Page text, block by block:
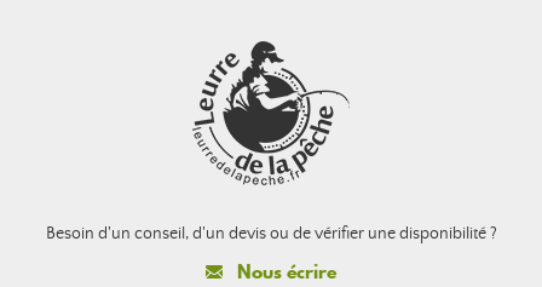
Besoin d'un conseil, d'un devis ou de vérifier une disponibilité ?
Nous écrire